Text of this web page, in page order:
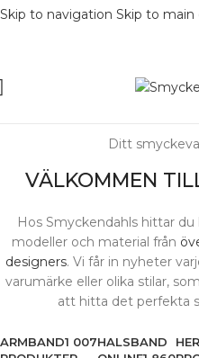
Skip to navigation Skip to
Ditt
VÄLKOMMEN
Hos Smyckendahls hittar
modeller och material från
designers. Vi får in nyheter
varumärke eller olika stilar, som
att hitta det perfekta
ARMBAND1 007HALSBAND